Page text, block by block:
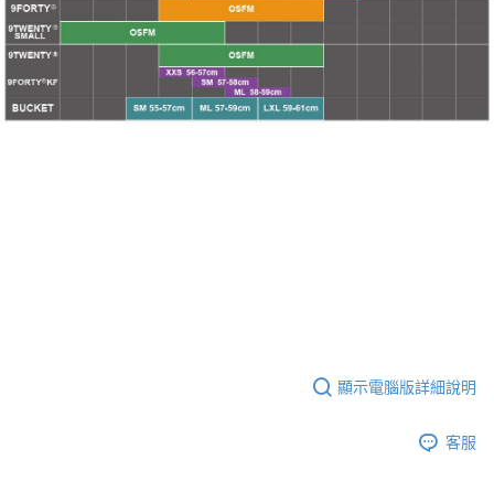
顯示電腦版詳細說明
客服